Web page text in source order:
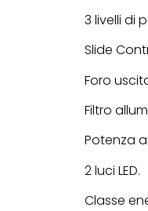
3 livelli di
Slide
Foro
Filtro
Potenza
2 luci LED.
Classe